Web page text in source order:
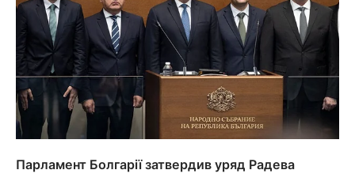
Парламент Болгарії затвердив уряд Радева